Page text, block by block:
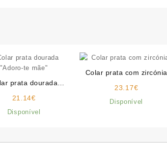
prata dourada
21.14€
Disponível
Colar prata com zircónia
23.17€
Disponível